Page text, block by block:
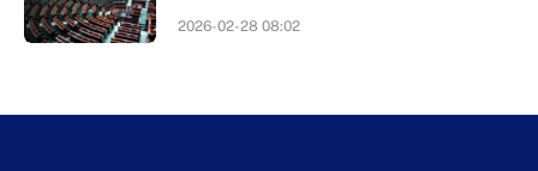
2026-02-28 08:02